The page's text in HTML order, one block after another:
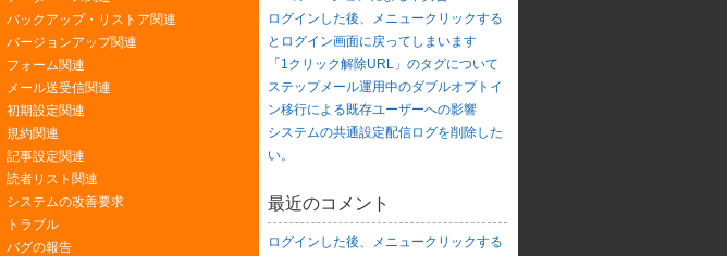
バックアップ・リストア関連
バージョンアップ関連
フォーム関連
メール送受信関連
初期設定関連
規約関連
記事設定関連
読者リスト関連
システムの改善要求
トラブル
バグの報告
ログインした後、メニュークリックする
とログイン画面に戻ってしまいます
「1クリック解除URL」のタグについて
ステップメール運用中のダブルオプトイ
ン移行による既存ユーザーへの影響
システムの共通設定配信ログを削除した
い。
最近のコメント
ログインした後、メニュークリックする